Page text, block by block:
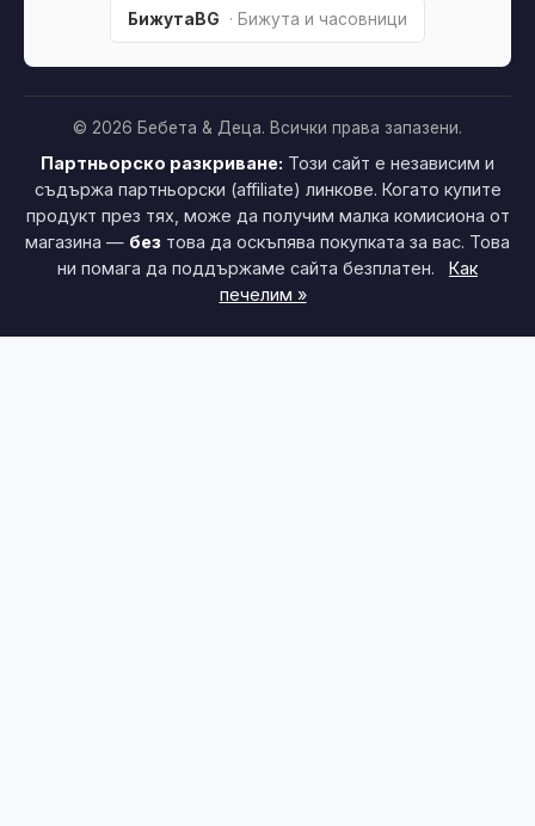
БижутаBG · Бижута и часовници
© 2026 Бебета & Деца. Всички права запазени.
Партньорско разкриване: Този сайт е независим и
съдържа партньорски (affiliate) линкове. Когато купите
продукт през тях, може да получим малка комисиона от
магазина — без това да оскъпява покупката за вас. Това
ни помага да поддържаме сайта безплатен.
Как
печелим »